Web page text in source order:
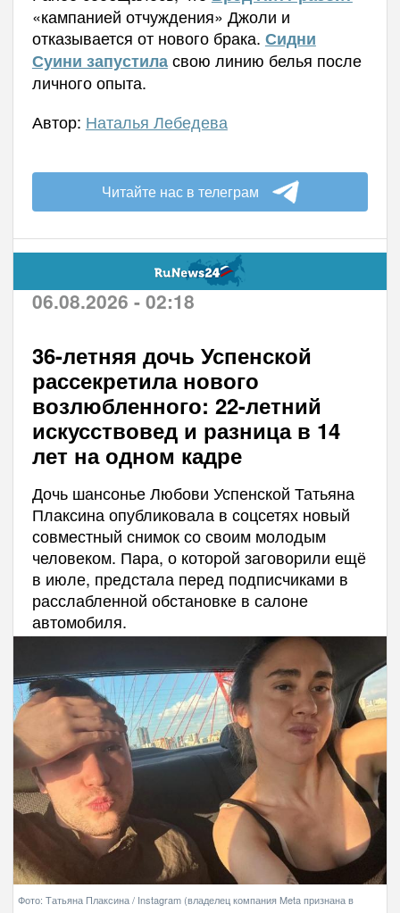
«кампанией отчуждения» Джоли и
отказывается от нового брака. Сидни
Суини запустиласвою линию белья после
личного опыта.
Автор: Наталья Лебедева
Читайте нас в телеграм
06.08.2026 - 02:18
36-летняя дочь Успенской
рассекретила нового
возлюбленного: 22-летний
искусствовед и разница в 14
лет на одном кадре
Дочь шансонье Любови Успенской Татьяна
Плаксина опубликовала в соцсетях новый
совместный снимок со своим молодым
человеком. Пара, о которой заговорили ещё
в июле, предстала перед подписчиками в
расслабленной обстановке в салоне
автомобиля.
Фото: Татьяна Плаксина / Instagram (владелец компания Meta признана в